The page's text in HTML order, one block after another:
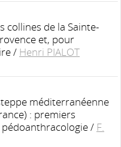
collines de la Sainte-
et, pour
/ Henri PIALOT
méditerranéenne
: premiers
/ F.